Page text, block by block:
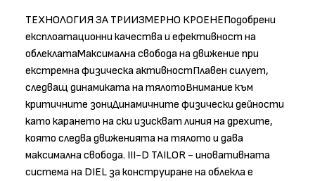
ТЕХНОЛОГИЯ ЗА ТРИИЗМЕРНО КРОЕНЕПодобрени
експлоатационни качества и ефективност на
облеклатаМаксимална свобода на движение при
екстремна физическа активностПлавен силует,
следващ динамиката на тялотоВнимание към
критичните зониДинамичните физически дейности
като карането на ски изискват линия на дрехите,
която следва движенията на тялото и дава
максимална свобода. III-D TAILOR - иновативната
система на DIEL за конструиране на облекла е